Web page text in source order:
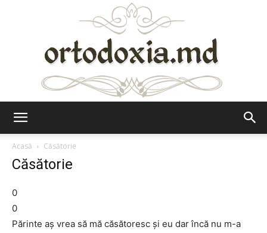
Acasă
Căsătorie
Căsătorie
0
0
Părinte aș vrea să mă căsătoresc și eu dar încă nu m-a